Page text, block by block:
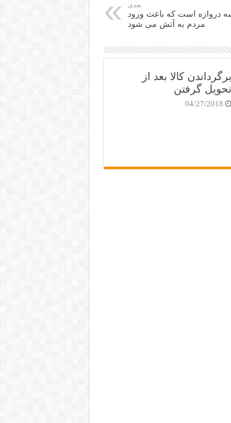
بعدی
دروازه است که باعث ورود
مردم به آتش می شود
برگرداندن کالا بعد از
تحویل گرفتن
04/27/2018